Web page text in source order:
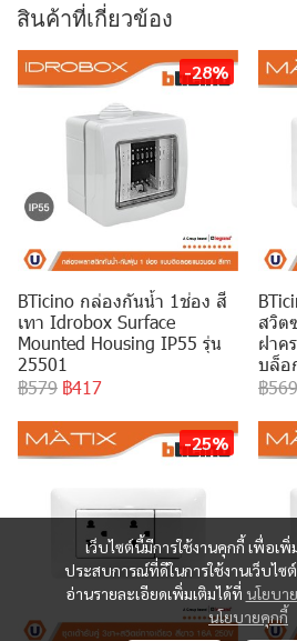
สินค้าที่เกี่ยวข้อง
-28%
BTicino กล่องกันน้ำ 1ช่อง สี
เทา Idrobox Surface
Mounted Housing IP55 รุ่น
25501
฿579 ฿417
สวิต
ฝาค
บล็อ
฿569
-25%
เว็บไซต์นี้มีการใช้งานคุกกี้ เพื่อเ
ประสบการณ์ที่ดีในการใช้งานเว็บไซ
อ่านรายละเอียดเพิ่มเติมได้ที่ นโยบา
นโยบายคุกกี้